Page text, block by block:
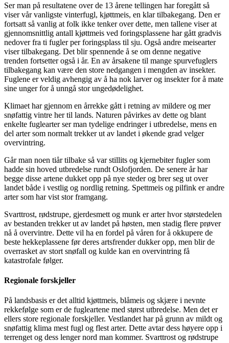
Ser man på resultatene over de 13 årene tellingen har foregått så
viser vår vanligste vinterfugl, kjøttmeis, en klar tilbakegang. Den er
fortsatt så vanlig at folk ikke tenker over dette, men tallene viser at
gjennomsnittlig antall kjøttmeis ved foringsplassene har gått gradvis
nedover fra ti fugler per foringsplass til sju. Også andre meisearter
viser tilbakegang. Det blir spennende å se om denne negative
trenden fortsetter også i år. En av årsakene til mange spurvefuglers
tilbakegang kan være den store nedgangen i mengden av insekter.
Fuglene er veldig avhengig av å ha nok larver og insekter for å mate
sine unger for å unngå stor ungedødelighet.
Klimaet har gjennom en årrekke gått i retning av mildere og mer
snøfattig vintre her til lands. Naturen påvirkes av dette og blant
enkelte fuglearter ser man tydelige endringer i utbredelse, mens en
del arter som normalt trekker ut av landet i økende grad velger
overvintring.
Går man noen tiår tilbake så var stillits og kjernebiter fugler som
hadde sin hoved utbredelse rundt Oslofjorden. De senere år har
begge disse artene dukket opp på nye steder og brer seg ut over
landet både i vestlig og nordlig retning. Spettmeis og pilfink er andre
arter som har vist stor framgang.
Svarttrost, rødstrupe, gjerdesmett og munk er arter hvor størstedelen
av bestanden trekker ut av landet på høsten, men stadig flere prøver
nå å overvintre. Dette vil ha en fordel på våren for å okkupere de
beste hekkeplassene før deres artsfrender dukker opp, men blir de
overrasket av stort snøfall og kulde kan en overvintring få
katastrofale følger.
Regionale forskjeller
På landsbasis er det alltid kjøttmeis, blåmeis og skjære i nevnte
rekkefølge som er de fugleartene med størst utbredelse. Men det er
ellers store regionale forskjeller. Vestlandet har på grunn av mildt og
snøfattig klima mest fugl og flest arter. Dette avtar dess høyere opp i
terrenget og dess lenger nord man kommer. Svarttrost og rødstrupe